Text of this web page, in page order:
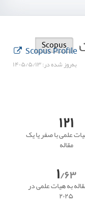
Scopus
Scopus Profile
به‌روز شده در:۱۴۰۵/۵/۱۳
۱۲۱
علمی با صفر یا یک
مقاله
۱/۶۳
به هیات علمی در
۲۰۲۵